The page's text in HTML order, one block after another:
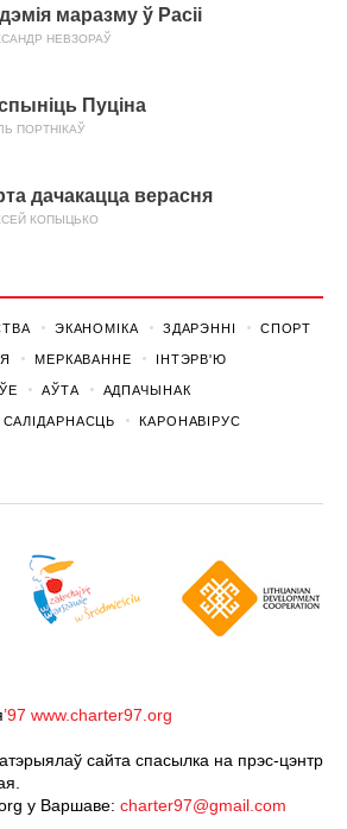
маразму ў Расіі
НЕВЗОРАЎ
Пуціна
ПОРТНІКАЎ
дачакацца верасня
КОПЫЦЬКО
ЭКАНОМІКА ЗДАРЭННI СПОРТ
МЕРКАВАННЕ ІНТЭРВ'Ю
АЎТА АДПАЧЫНАК
САЛІДАРНАСЦЬ КАРОНАВІРУС
’97 www.charter97.org
сайта спасылка на прэс-цэнтр
у Варшаве: charter97@gmail.com